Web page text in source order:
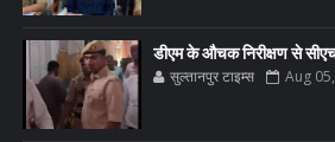
डीएम के औचक निरीक्षण से
सुल्तानपुर टाइम्स Aug